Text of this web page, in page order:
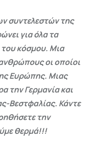
συντελεστών της
για όλα τα
του κόσμου. Μια
οι οποίοι
Ευρώπης. Μιας
την Γερμανία και
Βεστφαλίας. Κάντε
την
θερμά!!!